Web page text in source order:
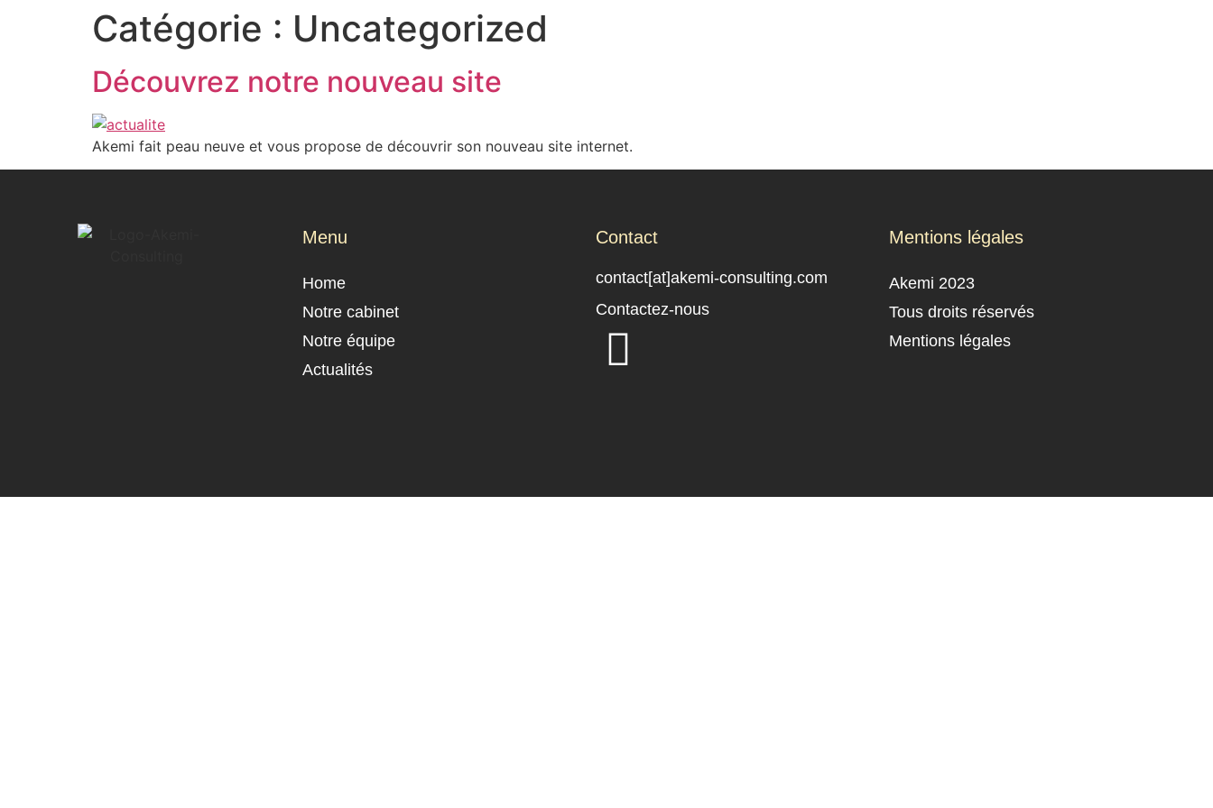
Catégorie : Uncategorized
Découvrez notre nouveau site
Akemi fait peau neuve et vous propose de découvrir son nouveau site internet.
Menu
Home
Notre cabinet
Notre équipe
Actualités
Contact
contact[at]akemi-consulting.com
Contactez-nous
Mentions légales
Akemi 2023
Tous droits réservés
Mentions légales